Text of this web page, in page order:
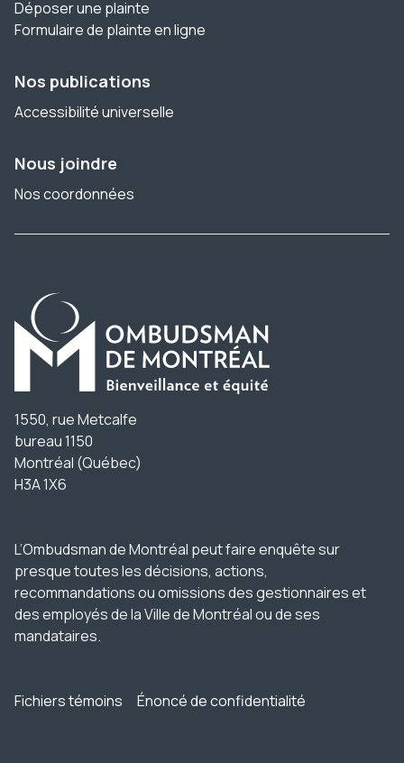
Déposer une plainte
Formulaire de plainte en ligne
Nos publications
Accessibilité universelle
Nous joindre
Nos coordonnées
1550, rue Metcalfe
bureau 1150
Montréal (Québec)
H3A 1X6
L’Ombudsman de Montréal peut faire enquête sur
presque toutes les décisions, actions,
recommandations ou omissions des gestionnaires et
des employés de la Ville de Montréal ou de ses
mandataires.
Fichiers témoins Énoncé de confidentialité